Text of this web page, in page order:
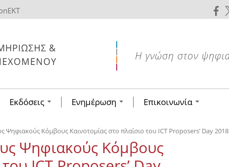
Εκδόσεις Ενημέρωση Επικοινωνία
Ψηφιακούς Κόμβους Καινοτομίας στο πλαίσιο του ICT Proposers’ Day 2018
Ψηφιακούς Κόμβους